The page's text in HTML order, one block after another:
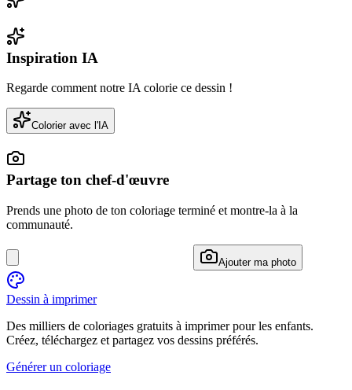
Inspiration IA
Regarde comment notre IA colorie ce dessin !
Colorier avec l'IA
Partage ton chef-d'œuvre
Prends une photo de ton coloriage terminé et montre-la à la
communauté.
Ajouter ma photo
Dessin à imprimer
Des milliers de coloriages gratuits à imprimer pour les enfants.
Créez, téléchargez et partagez vos dessins préférés.
Générer un coloriage